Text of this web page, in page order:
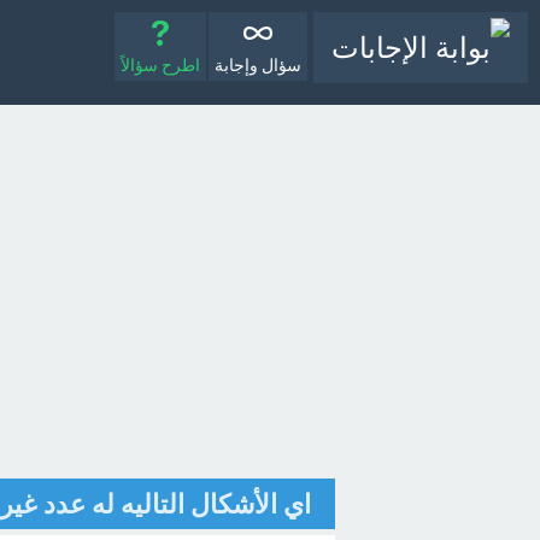
سؤال وإجابة اطرح سؤالاً
اي الأشكال التاليه له عدد